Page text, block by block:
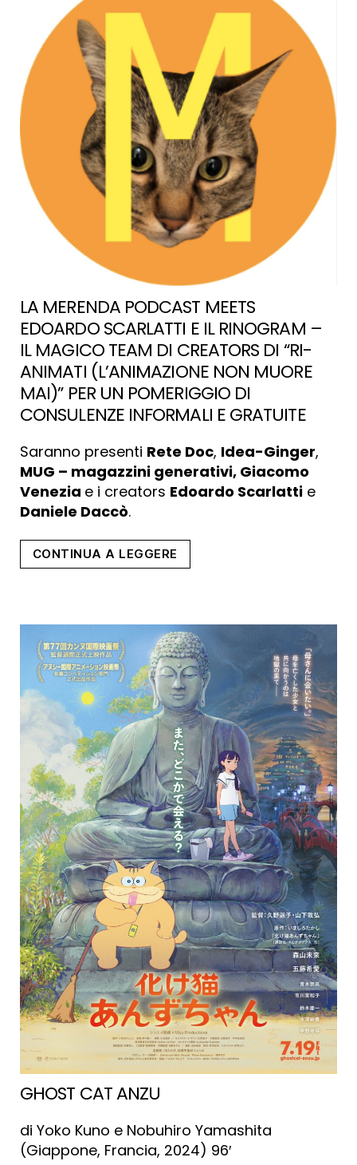
LA MERENDA PODCAST MEETS
EDOARDO SCARLATTI E IL RINOGRAM –
IL MAGICO TEAM DI CREATORS DI “RI-
ANIMATI (L’ANIMAZIONE NON MUORE
MAI)” PER UN POMERIGGIO DI
CONSULENZE INFORMALI E GRATUITE
Saranno presenti Rete Doc, Idea-Ginger,
MUG – magazzini generativi, Giacomo
Venezia e i creators Edoardo Scarlatti e
Daniele Daccò.
CONTINUA A LEGGERE
Edoardo
Scarlatti
e
Rinogram
–
il
magico
team
di
creators
di
“Ri-
animati
non
muore
mai)”
per
un
pomeriggio
informali
GHOST CAT ANZU
di Yoko Kuno e Nobuhiro Yamashita
(Giappone, Francia, 2024) 96′